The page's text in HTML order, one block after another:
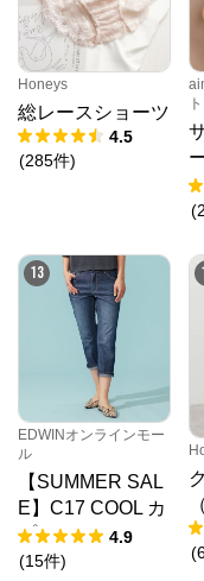
Honeys
総レースショーツ
4.5
(285件)
ト
(
13
EDWINオンラインモー
ル
【SUMMER SAL
E】C17 COOL カ
プリ デニムパン
ツ【涼】
4.9
(15件)
(